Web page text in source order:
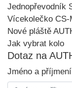
Jednopřevodník
Vícekolečko CS-
Nové pláště
Jak vybrat kolo
Dotaz na
Jméno a příjmení